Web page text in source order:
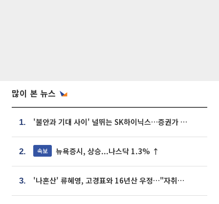
많이 본 뉴스
1. '불안과 기대 사이' 널뛰는 SK하이닉스…증권가 "HBM4·LTA 기반 펀터멘털 견고"
2. 속보 뉴욕증시, 상승...나스닥 1.3% ↑
3. '나혼산' 류혜영, 고경표와 16년산 우정…"자취방서 부모님과 마주쳐"